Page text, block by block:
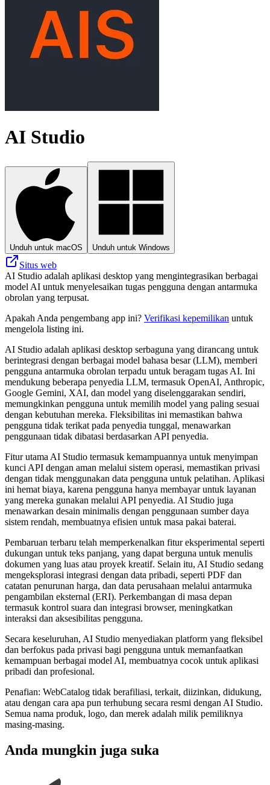
AI Studio
Unduh untuk macOS Unduh untuk Windows
Situs web
AI Studio adalah aplikasi desktop yang mengintegrasikan berbagai
model AI untuk menyelesaikan tugas pengguna dengan antarmuka
obrolan yang terpusat.
Apakah Anda pengembang app ini? Verifikasi kepemilikan untuk
mengelola listing ini.
AI Studio adalah aplikasi desktop serbaguna yang dirancang untuk
berintegrasi dengan berbagai model bahasa besar (LLM), memberi
pengguna antarmuka obrolan terpadu untuk beragam tugas AI. Ini
mendukung beberapa penyedia LLM, termasuk OpenAI, Anthropic,
Google Gemini, XAI, dan model yang diselenggarakan sendiri,
memungkinkan pengguna untuk memilih model yang paling sesuai
dengan kebutuhan mereka. Fleksibilitas ini memastikan bahwa
pengguna tidak terikat pada penyedia tunggal, menawarkan
penggunaan tidak dibatasi berdasarkan API penyedia.
Fitur utama AI Studio termasuk kemampuannya untuk menyimpan
kunci API dengan aman melalui sistem operasi, memastikan privasi
dengan tidak menggunakan data pengguna untuk pelatihan. Aplikasi
ini hemat biaya, karena pengguna hanya membayar untuk layanan
yang mereka gunakan melalui API penyedia. AI Studio juga
menawarkan desain minimalis dengan penggunaan sumber daya
sistem rendah, membuatnya efisien untuk masa pakai baterai.
Pembaruan terbaru telah memperkenalkan fitur eksperimental seperti
dukungan untuk teks panjang, yang dapat berguna untuk menulis
dokumen yang luas atau proyek kreatif. Selain itu, AI Studio sedang
mengeksplorasi integrasi dengan data pribadi, seperti PDF dan
catatan penurunan harga, dan data perusahaan melalui antarmuka
pengambilan eksternal (ERI). Perkembangan di masa depan
termasuk kontrol suara dan integrasi browser, meningkatkan
interaksi dan aksesibilitas pengguna.
Secara keseluruhan, AI Studio menyediakan platform yang fleksibel
dan berfokus pada privasi bagi pengguna untuk memanfaatkan
kemampuan berbagai model AI, membuatnya cocok untuk aplikasi
pribadi dan profesional.
Penafian: WebCatalog tidak berafiliasi, terkait, diizinkan, didukung,
atau dengan cara apa pun terhubung secara resmi dengan AI Studio.
Semua nama produk, logo, dan merek adalah milik pemiliknya
masing-masing.
Anda mungkin juga suka